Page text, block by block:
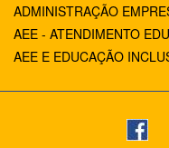
ADMINISTRAÇÃO
AEE - ATENDIMENTO
AEE E EDUCAÇÃO